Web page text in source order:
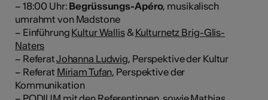
– 18:00 Uhr: Begrüssungs-Apéro, musikalisch
umrahmt von Madstone
– Einführung Kultur Wallis& Kulturnetz Brig-Glis-
Naters
– ReferatJohanna Ludwig, Perspektive der Kultur
– Referat Miriam Tufan, Perspektive der
Kommunikation